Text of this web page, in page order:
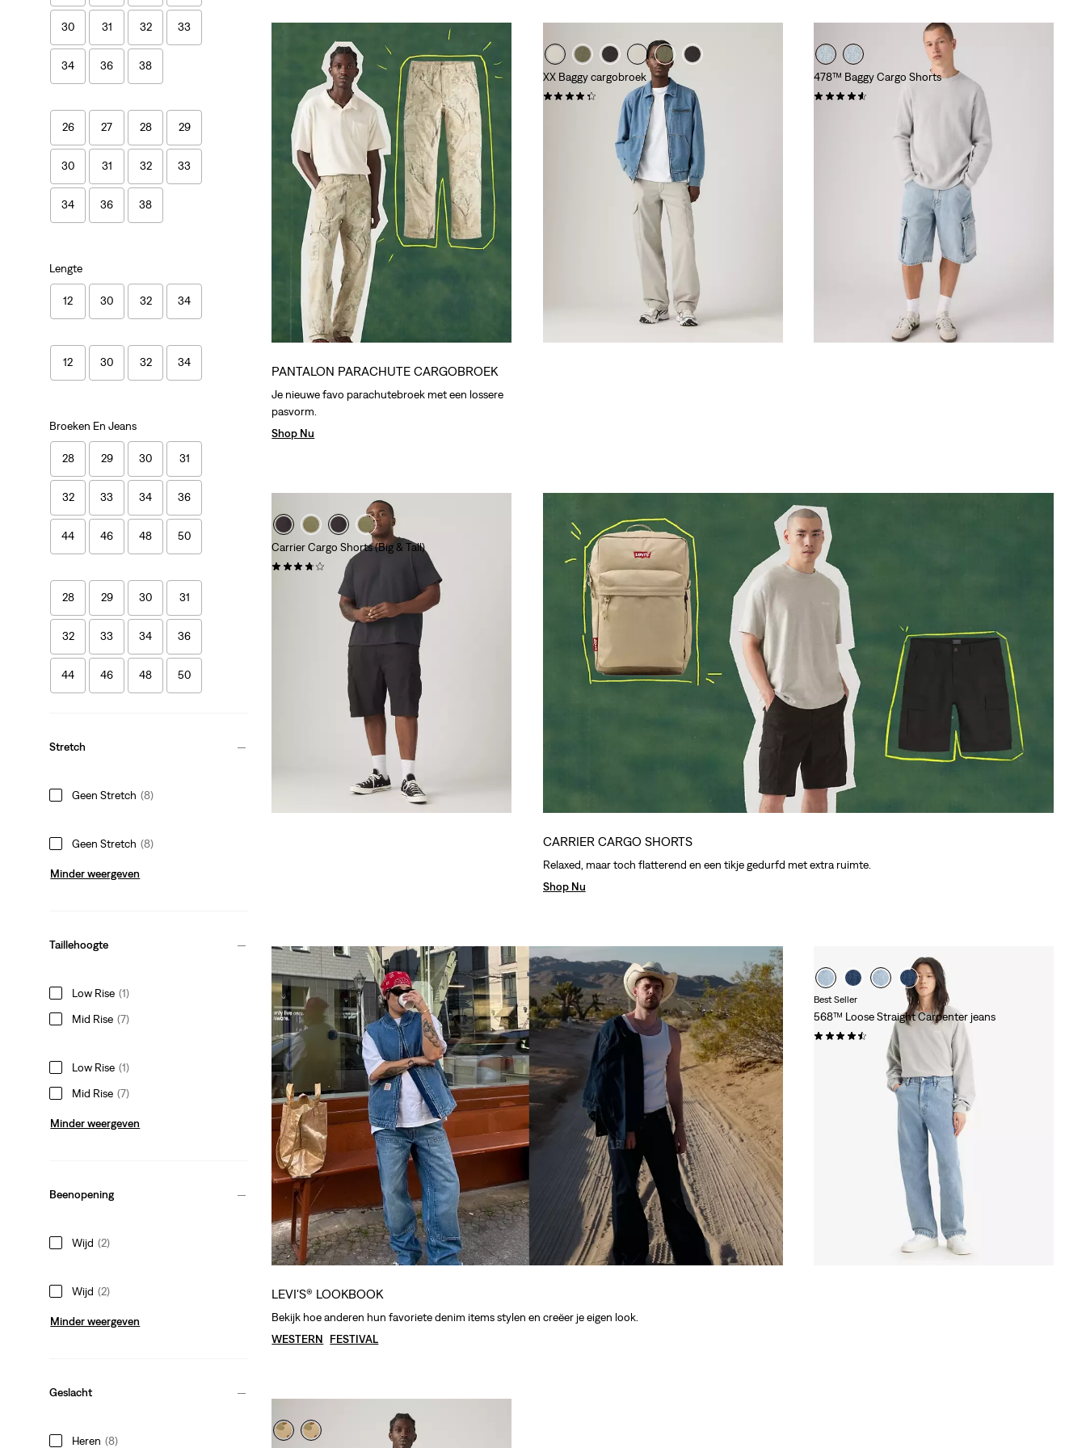
30 31 32 33
34 36 38
26 27 28 29
30 31 32 33
34 36 38
Lengte
12 30 32 34
12 30 32 34
Broeken En Jeans
28 29 30 31
32 33 34 36
44 46 48 50
28 29 30 31
32 33 34 36
44 46 48 50
Stretch
Geen Stretch (8)
Geen Stretch (8)
Minder weergeven
Taillehoogte
Low Rise (1)
Mid Rise (7)
Low Rise (1)
Mid Rise (7)
Minder weergeven
Beenopening
Wijd (2)
Wijd (2)
Minder weergeven
Geslacht
Heren (8)
XX Baggy cargobroek
478™ Baggy Cargo Shorts
Carrier Cargo Shorts (Big & Tall)
(16)
Best Seller
568™ Loose Straight Carpenter jeans
(325)
Original
Price
€ 99,95
PANTALON PARACHUTE CARGOBROEK
Je nieuwe favo parachutebroek met een lossere
pasvorm.
Shop Nu
CARRIER CARGO SHORTS
Relaxed, maar toch flatterend en een tikje gedurfd met extra ruimte.
Shop Nu
LEVI'S® LOOKBOOK
Bekijk hoe anderen hun favoriete denim items stylen en creëer je eigen look.
WESTERN
FESTIVAL